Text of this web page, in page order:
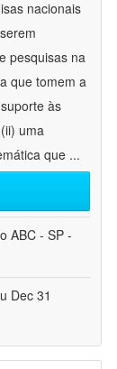
nacionais
pesquisas na
que tomem a
às
uma
que ...
ABC - SP -
Dec 31